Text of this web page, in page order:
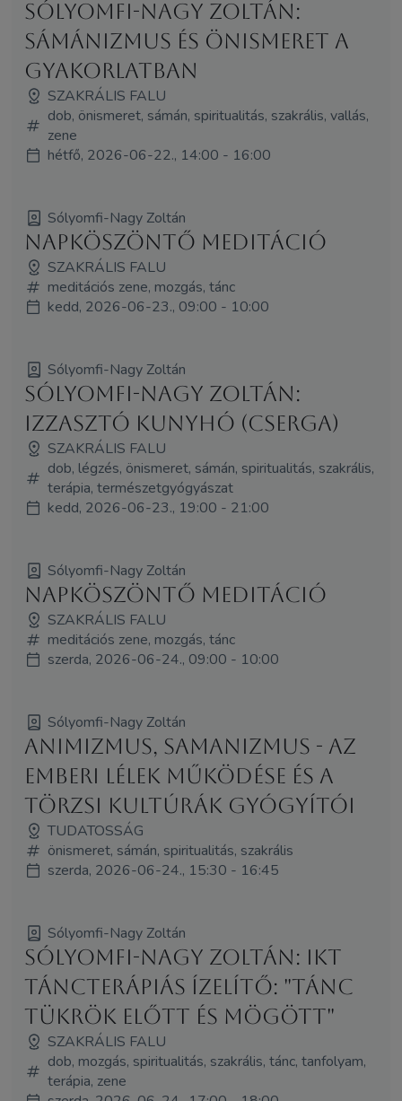
Sólyomfi-Nagy Zoltán:
Sámánizmus és önismeret a
gyakorlatban
SZAKRÁLIS FALU
dob, önismeret, sámán, spiritualitás, szakrális, vallás,
zene
hétfő, 2026-06-22., 14:00 - 16:00
Sólyomfi-Nagy Zoltán
Napköszöntő meditáció
SZAKRÁLIS FALU
meditációs zene, mozgás, tánc
kedd, 2026-06-23., 09:00 - 10:00
Sólyomfi-Nagy Zoltán
Sólyomfi-Nagy Zoltán:
Izzasztó kunyhó (Cserga)
SZAKRÁLIS FALU
dob, légzés, önismeret, sámán, spiritualitás, szakrális,
terápia, természetgyógyászat
kedd, 2026-06-23., 19:00 - 21:00
Sólyomfi-Nagy Zoltán
Napköszöntő meditáció
SZAKRÁLIS FALU
meditációs zene, mozgás, tánc
szerda, 2026-06-24., 09:00 - 10:00
Sólyomfi-Nagy Zoltán
Animizmus, samanizmus - az
emberi lélek működése és a
törzsi kultúrák gyógyítói
TUDATOSSÁG
önismeret, sámán, spiritualitás, szakrális
szerda, 2026-06-24., 15:30 - 16:45
Sólyomfi-Nagy Zoltán
Sólyomfi-Nagy Zoltán: IKT
táncterápiás ízelítő: "Tánc
tükrök előtt és mögött"
SZAKRÁLIS FALU
dob, mozgás, spiritualitás, szakrális, tánc, tanfolyam,
terápia, zene